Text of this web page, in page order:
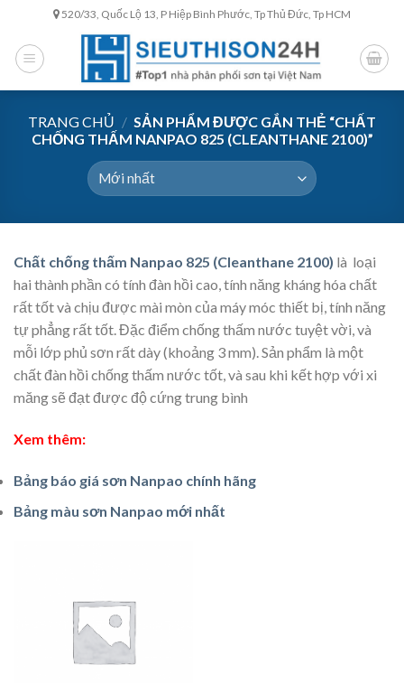
content
520/33, Quốc Lộ 13, P Hiệp Bình Phước, Tp Thủ Đức, Tp HCM
TRANG CHỦ / SẢN PHẨM ĐƯỢC GẮN THẺ “CHẤT
CHỐNG THẤM NANPAO 825 (CLEANTHANE 2100)”
Chất chống thấm Nanpao 825 (Cleanthane 2100) là loại
hai thành phần có tính đàn hồi cao, tính năng kháng hóa chất
rất tốt và chịu được mài mòn của máy móc thiết bị, tính năng
tự phẳng rất tốt. Đặc điểm chống thấm nước tuyệt vời, và
mỗi lớp phủ sơn rất dày (khoảng 3 mm). Sản phẩm là một
chất đàn hồi chống thấm nước tốt, và sau khi kết hợp với xi
măng sẽ đạt được độ cứng trung bình
Xem thêm:
Bảng báo giá sơn Nanpao chính hãng
Bảng màu sơn Nanpao mới nhất